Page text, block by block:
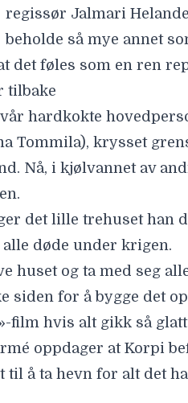
regissør Jalmari
beholde så mye annet
det føles som en ren
tilbake
hardkokte
Tommila), krysset
Nå, i kjølvannet av
det lille trehuset han
døde under krigen.
huset og ta med seg
siden for å bygge det
film hvis alt gikk så
oppdager at Korpi
til å ta hevn for alt det